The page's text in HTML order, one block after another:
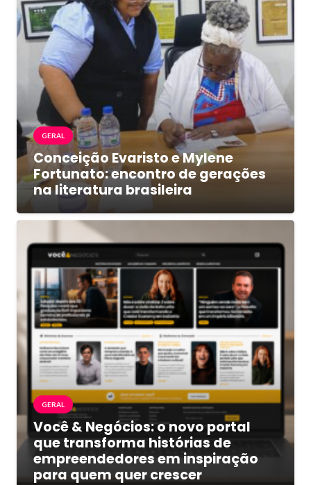
GERAL
Conceição Evaristo e Mylene
Fortunato: encontro de gerações
na literatura brasileira
GERAL
Você & Negócios: o novo portal
que transforma histórias de
empreendedores em inspiração
para quem quer crescer